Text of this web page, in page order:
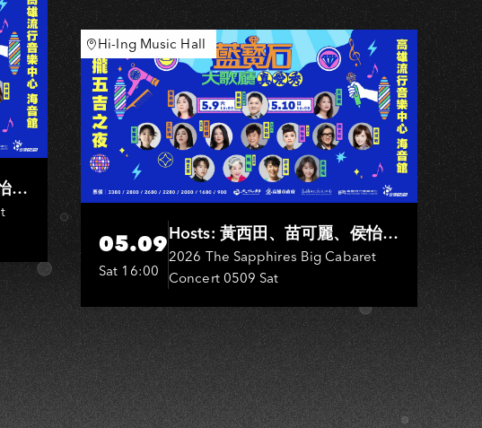
Hi-Ing Music Hall
05.09
Sat 16:00
Hosts: 黃西田、苗可麗、侯怡
君．Entertainers: 葉啟田、鳥來
嬤-吳敏、張秀卿、王彩樺、吳
淑敏、施文彬、邵大倫、曹雅
雯、陳孟賢、黃露瑤
2026 The Sapphires Big Cabaret
Concert 0509 Sat